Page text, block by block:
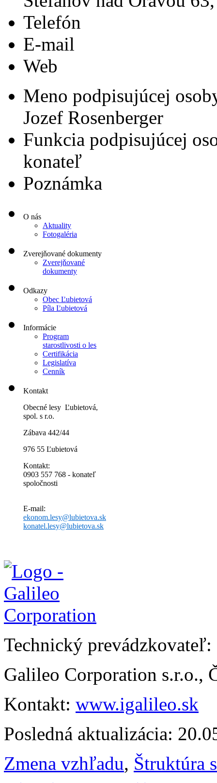
Telefón
E-mail
Web
Meno podpisujúcej
Jozef Rosenberger
Funkcia podpisujúcej
konateľ
Poznámka
O nás
Aktuality
Fotogaléria
Zverejňované dokumenty
Zverejňované
dokumenty
Odkazy
Obec Ľubietová
Píla Ľubietová
Informácie
Program
starostlivosti o les
Certifikácia
Legislatíva
Cenník
Kontakt
Obecné lesy Ľubietová,
spol. s r.o.
Zábava 442/44
976 55 Ľubietová
Kontakt:
0903 557 768 - konateľ
spoločnosti
E-mail:
ekonom.lesy@lubietova.sk
konatel.lesy@lubietova.sk
Technický prevádzkovateľ:
Galileo Corporation s.r.o.,
Kontakt: www.igalileo.sk
Posledná aktualizácia:
Zmena vzhľadu, Štruktúra